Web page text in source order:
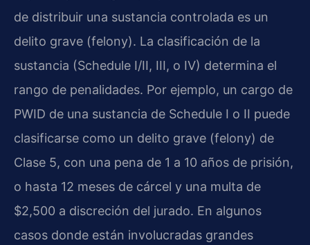
de distribuir una sustancia controlada es un
delito grave (felony). La clasificación de la
sustancia (Schedule I/II, III, o IV) determina el
rango de penalidades. Por ejemplo, un cargo de
PWID de una sustancia de Schedule I o II puede
clasificarse como un delito grave (felony) de
Clase 5, con una pena de 1 a 10 años de prisión,
o hasta 12 meses de cárcel y una multa de
$2,500 a discreción del jurado. En algunos
casos donde están involucradas grandes